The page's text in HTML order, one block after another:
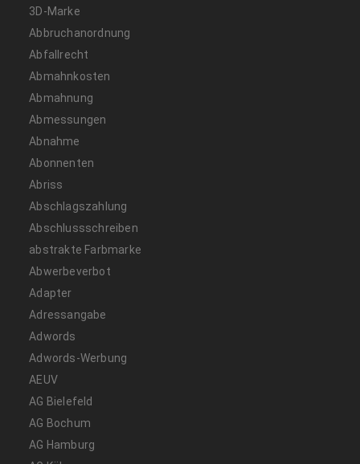
3D-Marke
Abbruchanordnung
Abfallrecht
Abmahnkosten
Abmahnung
Abmessungen
Abnahme
Abonnenten
Abriss
Abschlagszahlung
Abschlussschreiben
abstrakte Farbmarke
Abwerbeverbot
Adapter
Adressangabe
Adwords
Adwords-Werbung
AEUV
AG Bielefeld
AG Bochum
AG Hamburg